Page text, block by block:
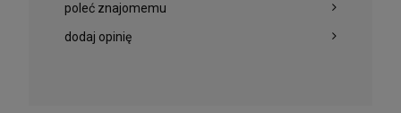
poleć znajomemu
dodaj opinię